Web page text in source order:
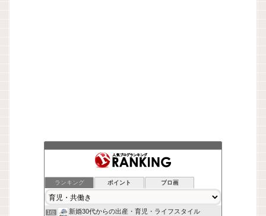
ランキング ポイント ブロ画
1位 新婚30代からの出産・育児・ライフスタイル